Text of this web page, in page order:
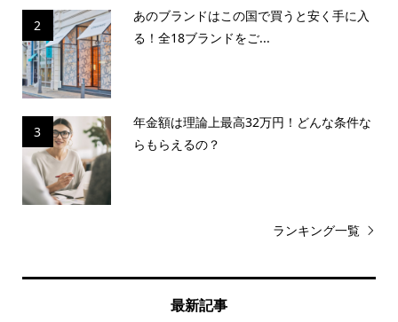
2
あのブランドはこの国で買うと安く手に入
る！全18ブランドをご...
3
年金額は理論上最高32万円！どんな条件な
らもらえるの？
ランキング一覧
最新記事